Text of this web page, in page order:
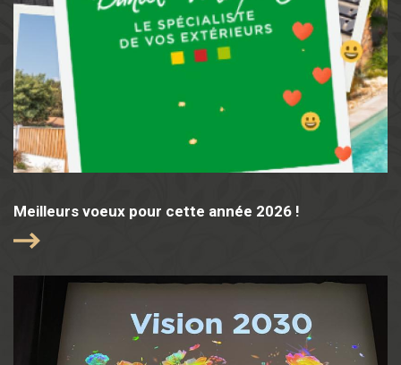
Meilleurs voeux pour cette année 2026 !